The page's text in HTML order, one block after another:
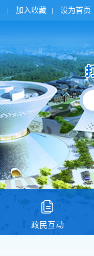
| 加入收藏 | 设为首页
政民互动